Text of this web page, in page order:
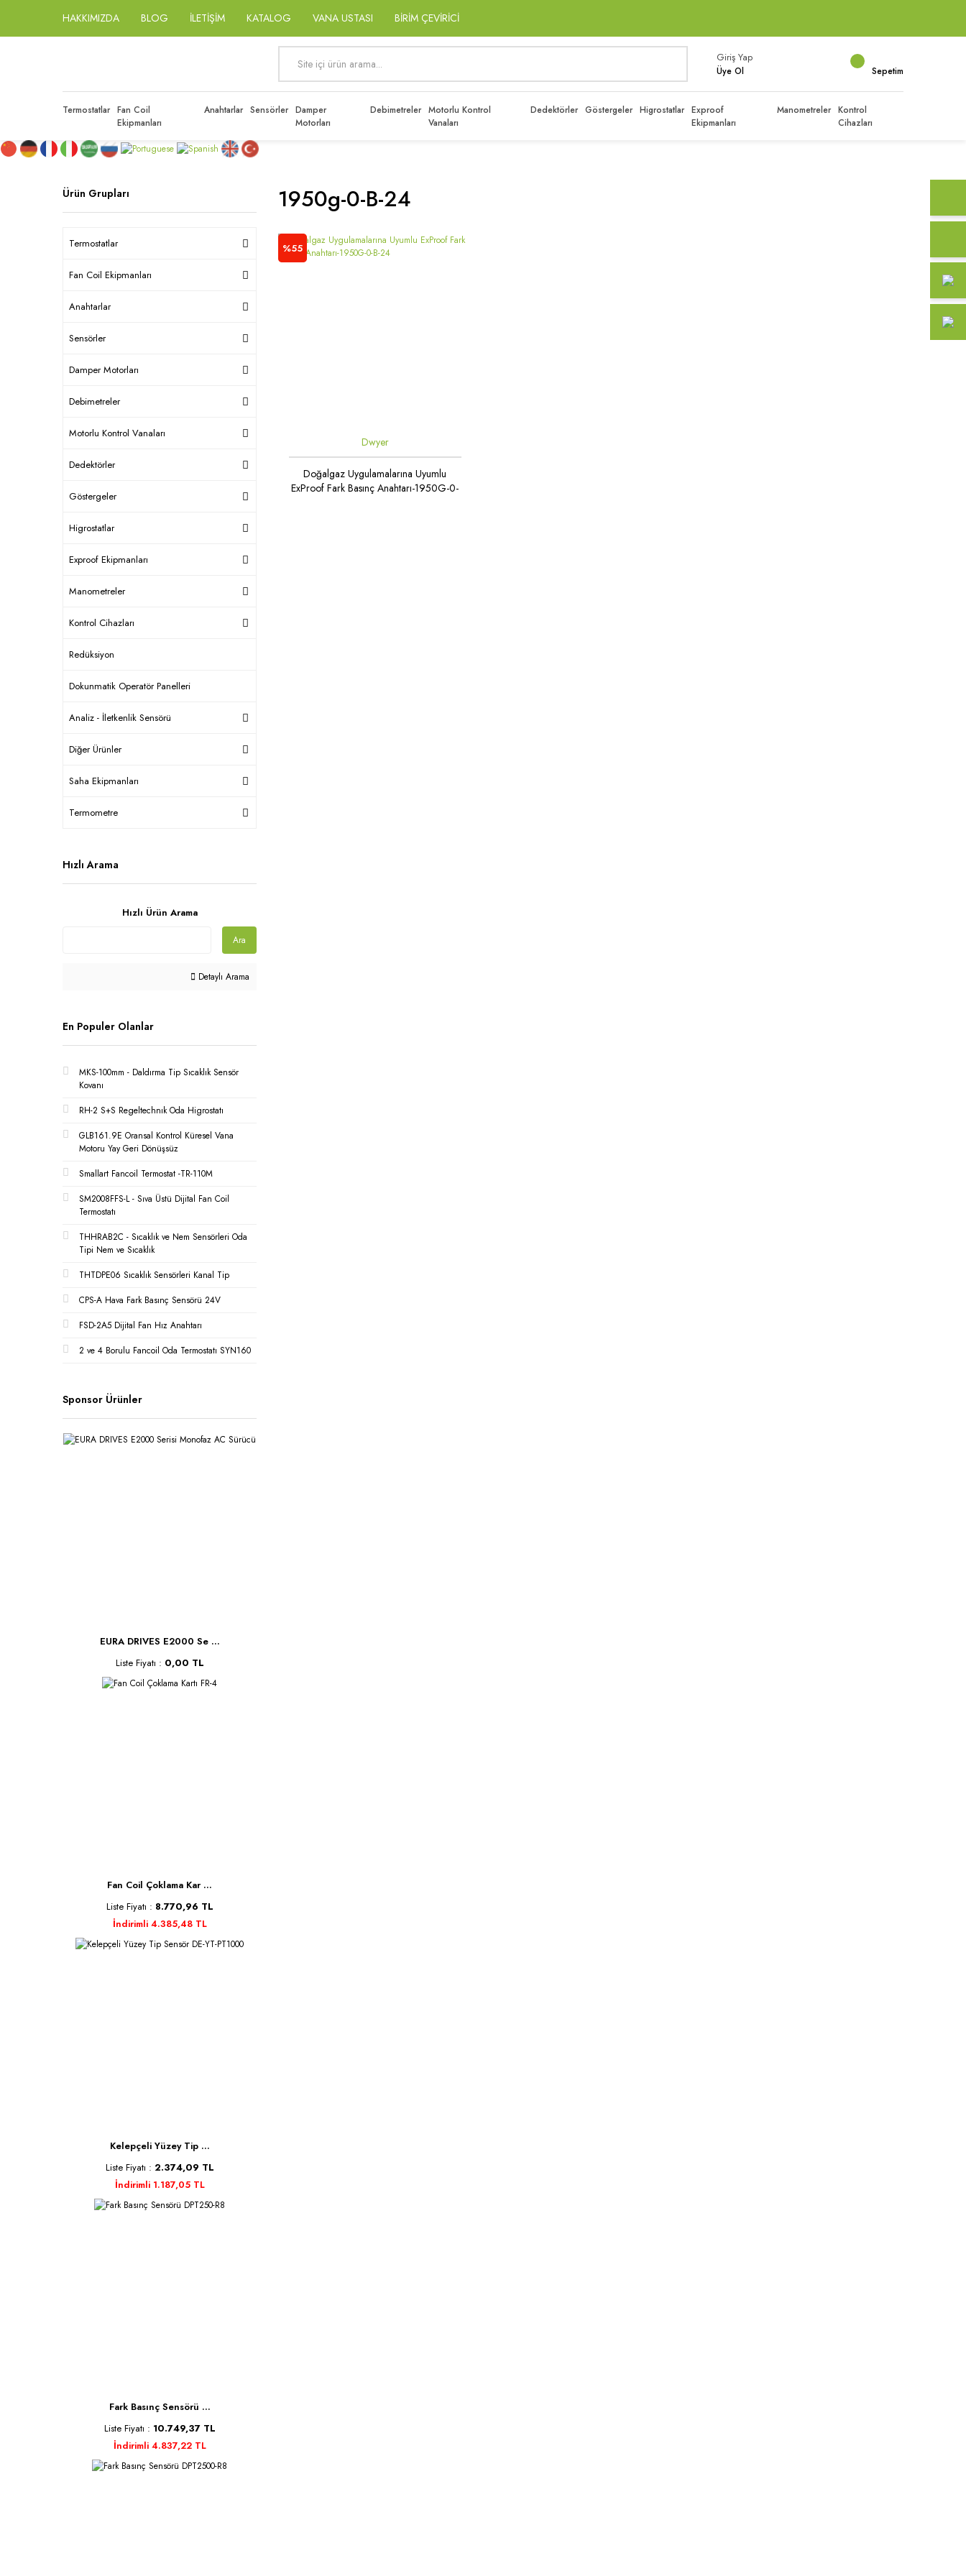
HAKKIMIZDA BLOG İLETİŞİM KATALOG VANA USTASI BİRİM ÇEVİRİCİ
Giriş Yap
Üye Ol Sepetim
Termostatlar Fan Coil
Ekipmanları
Anahtarlar Sensörler Damper
Motorları
Debimetreler Motorlu Kontrol
Vanaları
Dedektörler Göstergeler Higrostatlar Exproof
Ekipmanları
Manometreler Kontrol
Cihazları
Ürün Grupları
Termostatlar
Fan Coil Ekipmanları
Anahtarlar
Sensörler
Damper Motorları
Debimetreler
Motorlu Kontrol Vanaları
Dedektörler
Göstergeler
Higrostatlar
Exproof Ekipmanları
Manometreler
Kontrol Cihazları
Redüksiyon
Dokunmatik Operatör Panelleri
Analiz - İletkenlik Sensörü
Diğer Ürünler
Saha Ekipmanları
Termometre
Hızlı Arama
Hızlı Ürün Arama
Ara
Detaylı Arama
En Populer Olanlar
MKS-100mm - Daldırma Tip Sıcaklık Sensör
Kovanı
RH-2 S+S Regeltechnık Oda Higrostatı
GLB161.9E Oransal Kontrol Küresel Vana
Motoru Yay Geri Dönüşsüz
Smallart Fancoil Termostat -TR-110M
SM2008FFS-L - Sıva Üstü Dijital Fan Coil
Termostatı
THHRAB2C - Sıcaklık ve Nem Sensörleri Oda
Tipi Nem ve Sıcaklık
THTDPE06 Sıcaklık Sensörleri Kanal Tip
CPS-A Hava Fark Basınç Sensörü 24V
FSD-2A5 Dijital Fan Hız Anahtarı
2 ve 4 Borulu Fancoil Oda Termostatı SYN160
Sponsor Ürünler
EURA DRIVES E2000 Se ...
Liste Fiyatı : 0,00 TL
Fan Coil Çoklama Kar ...
Liste Fiyatı : 8.770,96 TL
İndirimli 4.385,48 TL
Kelepçeli Yüzey Tip ...
Liste Fiyatı : 2.374,09 TL
İndirimli 1.187,05 TL
Fark Basınç Sensörü ...
Liste Fiyatı : 10.749,37 TL
İndirimli 4.837,22 TL
1950g-0-B-24
%55
Dwyer
Doğalgaz Uygulamalarına Uyumlu
ExProof Fark Basınç Anahtarı-1950G-0-